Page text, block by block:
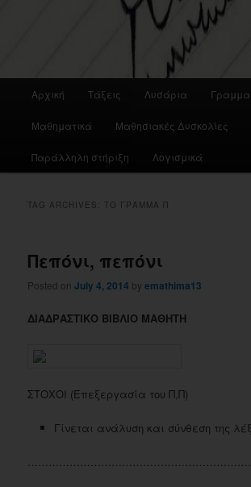
Αρχική Τάξεις Λυσάρια
Μαθηματικά Μαθησιακές Δυσκολίες
Παράλληλη στήριξη Λογισμικά
TAG ARCHIVES: ΤΟ ΓΡΆΜΜΑ Π
Πεπόνι, πεπόνι
Posted onJuly 4, 2014 byemathima13
ΔΙΑΔΡΑΣΤΙΚΟ ΒΙΒΛΙΟ ΜΑΘΗΤΗ
ΣΤΟΧΟΙ (Επεξεργασία του Π,Π)
Γίνεται ανάλυση και σύνθεση της